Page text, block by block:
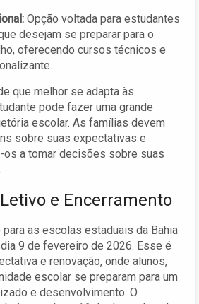
Opção voltada para estudantes
desejam se preparar para o
oferecendo cursos técnicos e
que melhor se adapta às
pode fazer uma grande
escolar. As famílias devem
sobre suas expectativas e
os a tomar decisões sobre suas
e Encerramento
as escolas estaduais da Bahia
9 de fevereiro de 2026. Esse é
e renovação, onde alunos,
escolar se preparam para um
e desenvolvimento. O